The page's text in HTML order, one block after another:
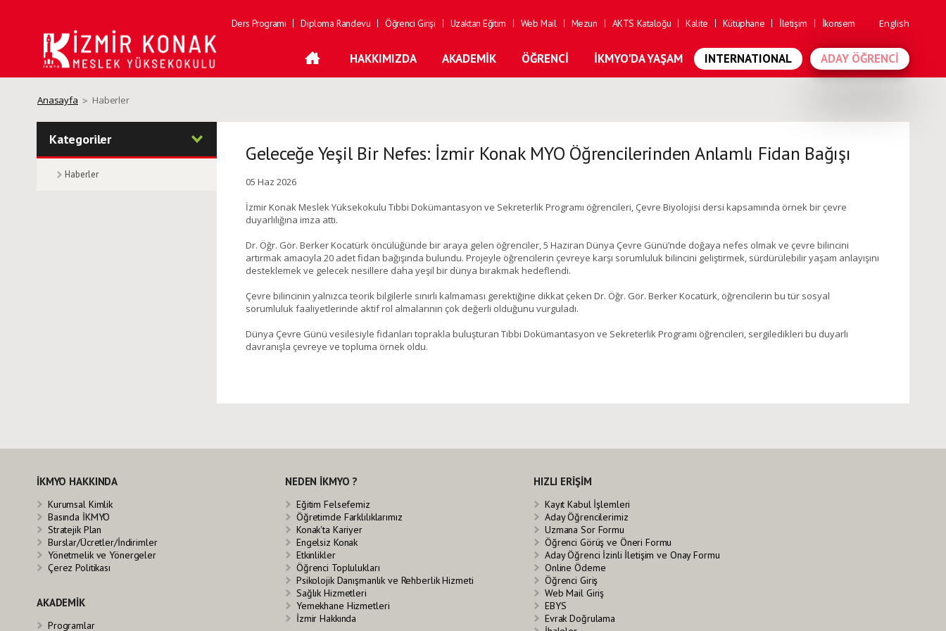
Ders Programı Diploma Randevu Öğrenci Girişi Uzaktan Eğitim Web Mail Mezun AKTS Kataloğu Kalite Kütüphane İletişim İkonsem English
HAKKIMIZDA AKADEMIK ÖĞRENCI İKMYO'DA YAŞAM INTERNATIONAL ADAY ÖĞRENCI
Anasayfa Haberler
Kategoriler
Haberler
Geleceğe Yeşil Bir Nefes: İzmir Konak MYO Öğrencilerinden Anlamlı Fidan Bağışı
05 Haz 2026
İzmir Konak Meslek Yüksekokulu Tıbbi Dokümantasyon ve Sekreterlik Programı öğrencileri, Çevre Biyolojisi dersi kapsamında örnek bir çevre
duyarlılığına imza attı.
Dr. Öğr. Gör. Berker Kocatürk öncülüğünde bir araya gelen öğrenciler, 5 Haziran Dünya Çevre Günü’nde doğaya nefes olmak ve çevre bilincini
artırmak amacıyla 20 adet fidan bağışında bulundu. Projeyle öğrencilerin çevreye karşı sorumluluk bilincini geliştirmek, sürdürülebilir yaşam anlayışını
desteklemek ve gelecek nesillere daha yeşil bir dünya bırakmak hedeflendi.
Çevre bilincinin yalnızca teorik bilgilerle sınırlı kalmaması gerektiğine dikkat çeken Dr. Öğr. Gör. Berker Kocatürk, öğrencilerin bu tür sosyal
sorumluluk faaliyetlerinde aktif rol almalarının çok değerli olduğunu vurguladı.
Dünya Çevre Günü vesilesiyle fidanları toprakla buluşturan Tıbbi Dokümantasyon ve Sekreterlik Programı öğrencileri, sergiledikleri bu duyarlı
davranışla çevreye ve topluma örnek oldu.
İKMYO HAKKINDA
Kurumsal Kimlik
Basında İKMYO
Stratejik Plan
Burslar/Ücretler/İndirimler
Yönetmelik ve Yönergeler
Çerez Politikası
NEDEN İKMYO ?
Eğitim Felsefemiz
Öğretimde Farklılıklarımız
Konak'ta Kariyer
Engelsiz Konak
Etkinlikler
Öğrenci Toplulukları
Psikolojik Danışmanlık ve Rehberlik Hizmeti
Sağlık Hizmetleri
Yemekhane Hizmetleri
İzmir Hakkında
HIZLI ERİŞİM
Kayıt Kabul İşlemleri
Aday Öğrencilerimiz
Uzmana Sor Formu
Öğrenci Görüş ve Öneri Formu
Aday Öğrenci İzinli İletişim ve Onay Formu
Online Ödeme
Öğrenci Giriş
Web Mail Giriş
EBYS
Evrak Doğrulama
AKADEMİK
Programlar